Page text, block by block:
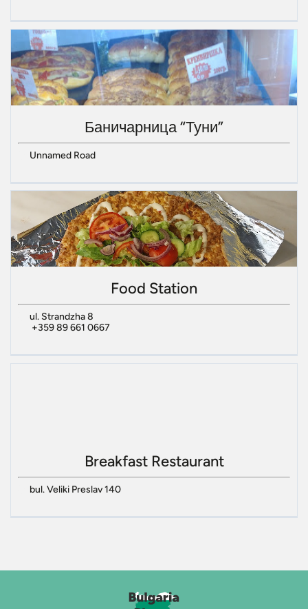
Баничарница “Туни”
Unnamed Road
Food Station
ul. Strandzha 8
+359 89 661 0667
Breakfast Restaurant
bul. Veliki Preslav 140